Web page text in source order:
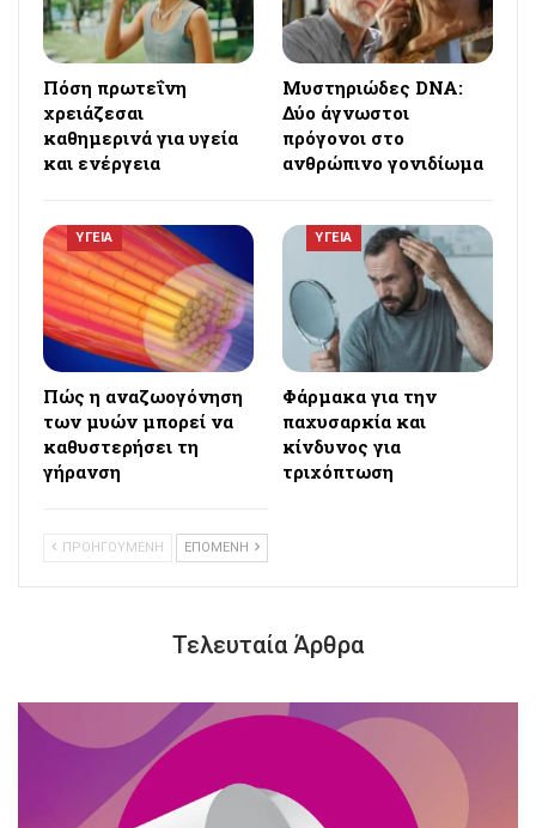
Πόση πρωτεΐνη
χρειάζεσαι
καθημερινά για υγεία
και ενέργεια
Μυστηριώδες DNA:
Δύο άγνωστοι
πρόγονοι στο
ανθρώπινο γονιδίωμα
ΥΓΕΙΑ
Πώς η αναζωογόνηση
των μυών μπορεί να
καθυστερήσει τη
γήρανση
ΥΓΕΙΑ
Φάρμακα για την
παχυσαρκία και
κίνδυνος για
τριχόπτωση
ΠΡΟΗΓΟΥΜΕΝΗ ΕΠΟΜΕΝΗ
Τελευταία Άρθρα